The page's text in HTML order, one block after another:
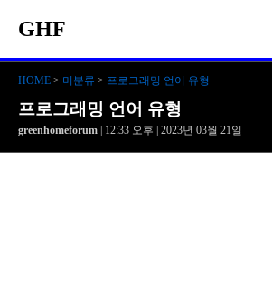
GHF
HOME > 미분류 > 프로그래밍 언어 유형
프로그래밍 언어 유형
greenhomeforum | 12:33 오후 | 2023년 03월 21일